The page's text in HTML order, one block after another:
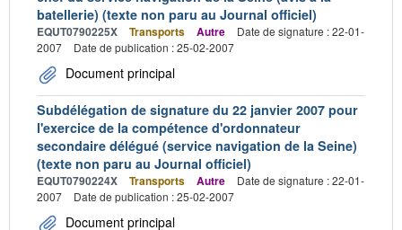
batellerie) (texte non paru au Journal officiel)
EQUT0790225X Transports Autre
Date de signature : 22-01-
2007
Date de publication : 25-02-2007
Document principal
Subdélégation de signature du 22 janvier 2007 pour
l'exercice de la compétence d'ordonnateur
secondaire délégué (service navigation de la Seine)
(texte non paru au Journal officiel)
EQUT0790224X Transports Autre
Date de signature : 22-01-
2007
Date de publication : 25-02-2007
Document principal